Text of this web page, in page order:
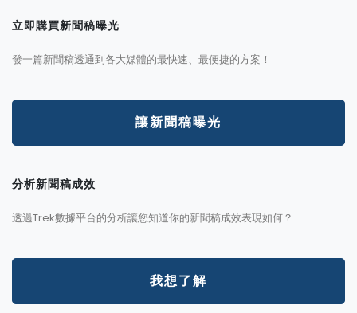
立即購買新聞稿曝光
發一篇新聞稿透通到各大媒體的最快速、最便捷的方案！
讓新聞稿曝光
分析新聞稿成效
透過Trek數據平台的分析讓您知道你的新聞稿成效表現如何？
我想了解